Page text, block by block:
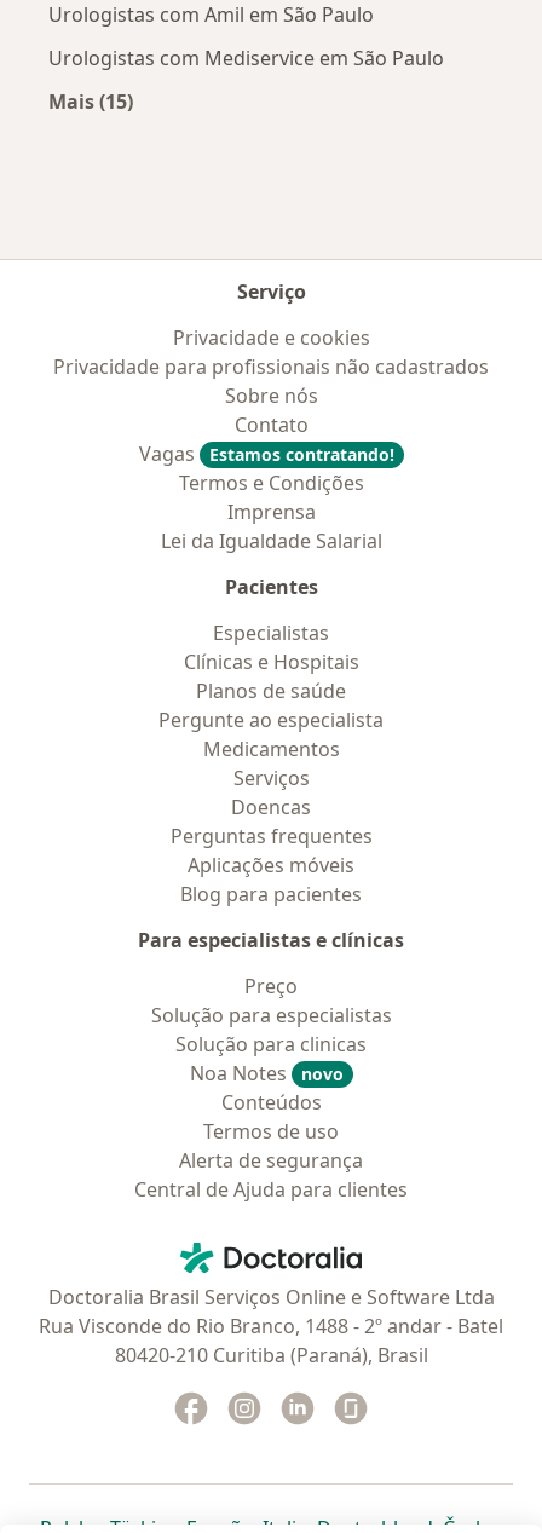
Urologistas com Amil em São Paulo
Urologistas com Mediservice em São Paulo
Mais (15)
Serviço
Privacidade e cookies
Privacidade para profissionais não cadastrados
Sobre nós
Contato
Vagas
Estamos contratando!
Termos e Condições
Imprensa
Lei da Igualdade Salarial
Pacientes
Especialistas
Clínicas e Hospitais
Planos de saúde
Pergunte ao especialista
Medicamentos
Serviços
Doencas
Perguntas frequentes
Aplicações móveis
Blog para pacientes
Para especialistas e clínicas
Preço
Solução para especialistas
Solução para clinicas
Noa Notes
novo
Conteúdos
Termos de uso
Alerta de segurança
Central de Ajuda para clientes
Doctoralia - Homepage
Doctoralia Brasil Serviços Online e Software Ltda
Rua Visconde do Rio Branco, 1488 - 2º andar - Batel
80420-210 Curitiba (Paraná), Brasil
Facebook
abre num novo separador
Instagram
abre num novo separador
Linkedin
abre num novo
abre num novo separador
abre num novo separador
abre num novo separador
abre num novoabre num